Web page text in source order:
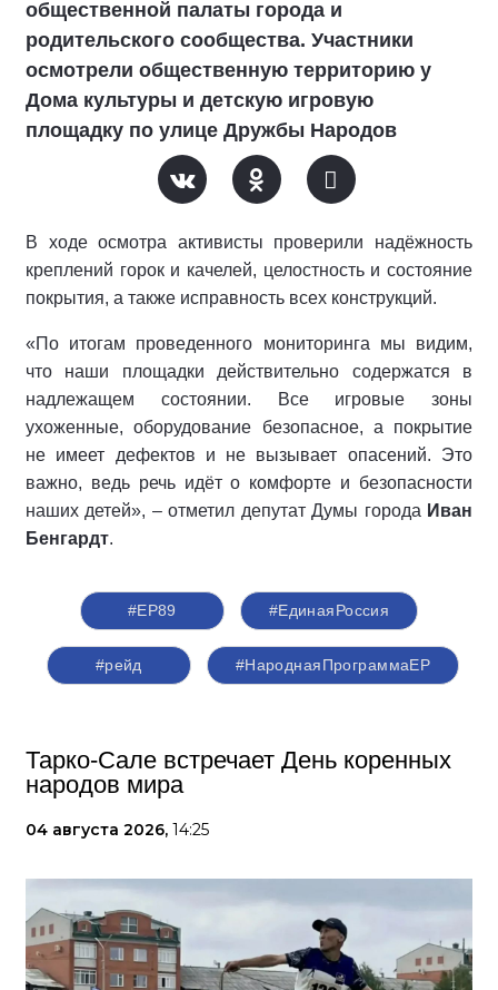
общественной палаты города и
родительского сообщества. Участники
осмотрели общественную территорию у
Дома культуры и детскую игровую
площадку по улице Дружбы Народов
В ходе осмотра активисты проверили надёжность
креплений горок и качелей, целостность и состояние
покрытия, а также исправность всех конструкций.
«По итогам проведенного мониторинга мы видим,
что наши площадки действительно содержатся в
надлежащем состоянии. Все игровые зоны
ухоженные, оборудование безопасное, а покрытие
не имеет дефектов и не вызывает опасений. Это
важно, ведь речь идёт о комфорте и безопасности
наших детей», – отметил депутат Думы города Иван
Бенгардт.
#ЕР89 #ЕдинаяРоссия
#рейд #НароднаяПрограммаЕР
Тарко-Сале встречает День коренных
народов мира
04 августа 2026, 14:25